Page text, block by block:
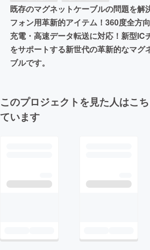
既存のマグネットケーブルの問題を解
フォン用革新的アイテム！360度全方
充電・高速データ転送に対応！新型​​IC
をサポートする新世代の革新的なマグ
ブルです。
このプロジェクトを見た人はこ
ています